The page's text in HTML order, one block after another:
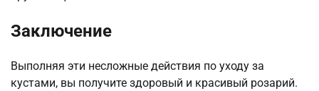
Заключение
Выполняя эти несложные действия по уходу за
кустами, вы получите здоровый и красивый розарий.